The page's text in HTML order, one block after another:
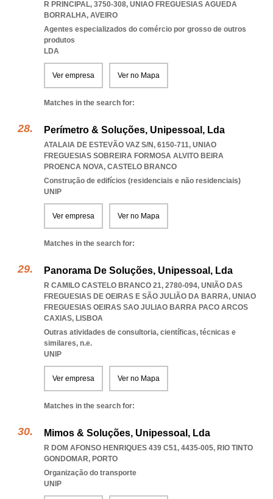
R PRINCIPAL, 3750-308, UNIAO FREGUESIAS AGUEDA
BORRALHA, AVEIRO
Agentes especializados do comércio por grosso de outros
produtos
LDA
Ver empresa Ver no Mapa
Matches in the search for:
Perímetro & Soluções, Unipessoal, Lda
ATALAIA DE ESTEVÃO VAZ S/N, 6150-711, UNIAO
FREGUESIAS SOBREIRA FORMOSA ALVITO BEIRA
PROENCA NOVA, CASTELO BRANCO
Construção de edifícios (residenciais e não residenciais)
UNIP
Ver empresa Ver no Mapa
Matches in the search for:
Panorama De Soluções, Unipessoal, Lda
R CAMILO CASTELO BRANCO 21, 2780-094, UNIÃO DAS
FREGUESIAS DE OEIRAS E SÃO JULIÃO DA BARRA, UNIAO
FREGUESIAS OEIRAS SAO JULIAO BARRA PACO ARCOS
CAXIAS, LISBOA
Outras atividades de consultoria, científicas, técnicas e
similares, n.e.
UNIP
Ver empresa Ver no Mapa
Matches in the search for:
Mimos & Soluções, Unipessoal, Lda
R DOM AFONSO HENRIQUES 439 C51, 4435-005, RIO TINTO
GONDOMAR, PORTO
Organização do transporte
UNIP